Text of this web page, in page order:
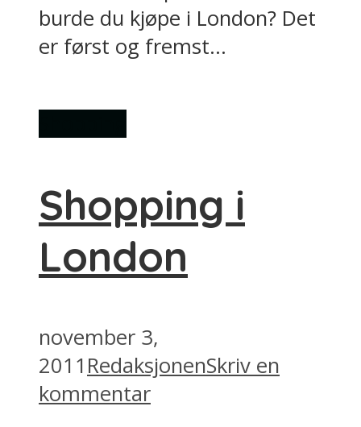
burde du kjøpe i London? Det
er først og fremst...
Shopping i
London
november 3,
2011 RedaksjonenSkriv en
kommentar